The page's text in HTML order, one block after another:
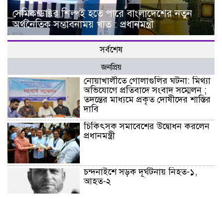
সেমিকন্ডাক্টর শিল্পই হতে পারে বাংলাদেশের নতুন
অর্থনৈতিক সম্ভাবনাময় খাত : প্রধানমন্ত্রী
সর্বশেষ
জনপ্রিয়
নোয়াখালীতে গোলাগুলির ঘটনা: মিথ্যা
অভিযোগে প্রতিবাদে সংবাদ সম্মেলন ;
তদন্তের মাধ্যমে প্রকৃত দোষীদের শাস্তির
দাবি
চিকিৎসক সমাবেশের উদ্বোধন করলেন
প্রধানমন্ত্রী
চন্দনাইশে সড়ক দূর্ঘটনায় নিহত-১,
আহত-২